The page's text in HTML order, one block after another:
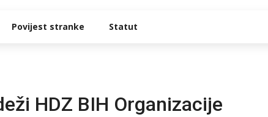
Povijest stranke Statut
HDZ BIH Organizacije